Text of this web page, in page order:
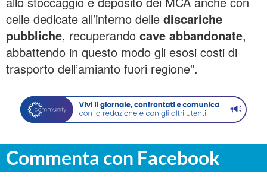
celle dedicate all’interno delle discariche
pubbliche, recuperando cave abbandonate,
abbattendo in questo modo gli esosi costi di
trasporto dell’amianto fuori regione”.
Commenta con Facebook